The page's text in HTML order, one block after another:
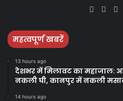
महत्वपूर्ण खबरें
13 hours ago
देशभर में मिलावट का महाजाल:
नकली घी, कानपुर में नकली
14 hours ago